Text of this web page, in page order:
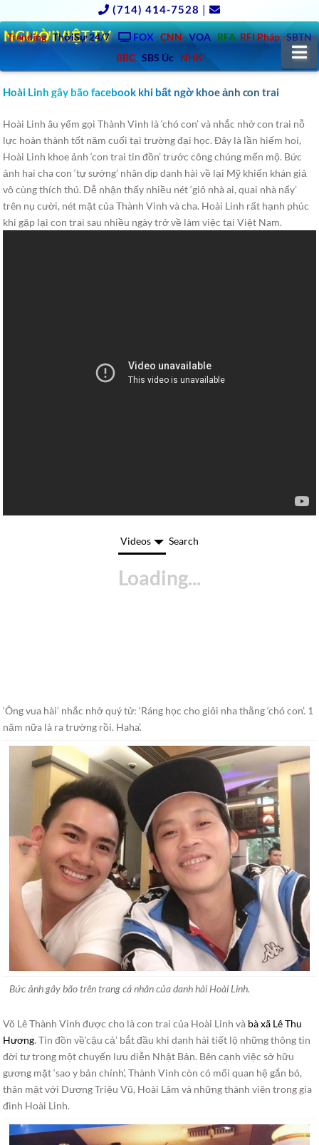
(714) 414-7528 |
Trending ThờiSự 24/7 FOX CNN VOA RFA RFI Pháp SBTN
BBC SBS Úc NHK
NGƯỜIVIỆT.TV
Hoài Linh gây bão facebook khi bất ngờ khoe ảnh con trai
Hoài Linh âu yếm gọi Thành Vinh là ‘chó con’ và nhắc nhở con trai nỗ
lực hoàn thành tốt năm cuối tại trường đại học. Đây là lần hiếm hoi,
Hoài Linh khoe ảnh ‘con trai tin đồn’trước công chúng mến mộ. Bức
ảnh hai cha con ‘tự sướng’ nhân dịp danh hài về lại Mỹ khiến khán giả
vô cùng thích thú. Dễ nhận thấy nhiều nét ‘giỏ nhà ai, quai nhà nấy’
trên nụ cười, nét mặt của Thành Vinh và cha. Hoài Linh rất hạnh phúc
khi gặp lại con trai sau nhiều ngày trở về làm việc tại Việt Nam.
Videos Search
‘Ông vua hài’ nhắc nhở quý tử: ‘Ráng học cho giỏi nha thằng ‘chó con’. 1
năm nữa là ra trường rồi. Haha’.
Bức ảnh gây bão trên trang cá nhân của danh hài Hoài Linh.
Võ Lê Thành Vinh được cho là con trai của Hoài Linh và bà xã Lê Thu
Hương. Tin đồn về‘cậu cả’ bắt đầu khi danh hài tiết lộ những thông tin
đời tư trong một chuyến lưu diễn Nhật Bản. Bên cạnh việc sở hữu
gương mặt ‘sao y bản chính’, Thành Vinh còn có mối quan hệ gắn bó,
thân mật với Dương Triệu Vũ, Hoài Lâm và những thành viên trong gia
đình Hoài Linh.